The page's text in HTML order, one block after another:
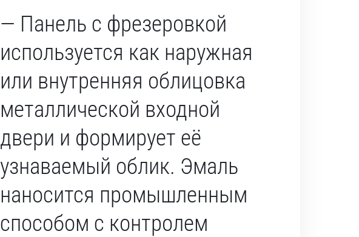
— Панель с фрезеровкой
используется как наружная
или внутренняя облицовка
металлической входной
двери и формирует её
узнаваемый облик. Эмаль
наносится промышленным
способом с контролем